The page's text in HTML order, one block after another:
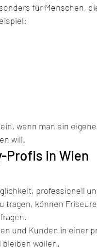
für Menschen,
wenn man ein
will.
Profis in Wien
professionell
tragen, können
und Kunden in einer
wollen.